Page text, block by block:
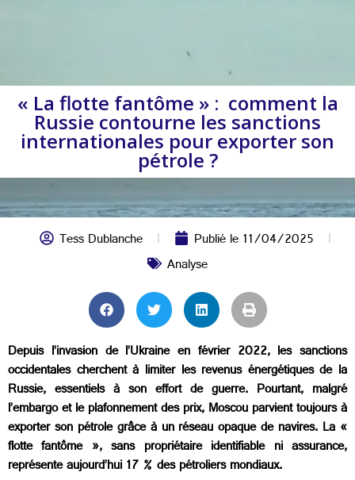
« La flotte fantôme » : comment la
Russie contourne les sanctions
internationales pour exporter son
pétrole ?
Tess Dublanche Publié le11/04/2025
Analyse
Depuis l’invasion de l’Ukraine en février 2022, les sanctions
occidentales cherchent à limiter les revenus énergétiques de la
Russie, essentiels à son effort de guerre. Pourtant, malgré
l’embargo et le plafonnement des prix, Moscou parvient toujours à
exporter son pétrole grâce à un réseau opaque de navires. La «
flotte fantôme », sans propriétaire identifiable ni assurance,
représente aujourd’hui 17 % des pétroliers mondiaux.